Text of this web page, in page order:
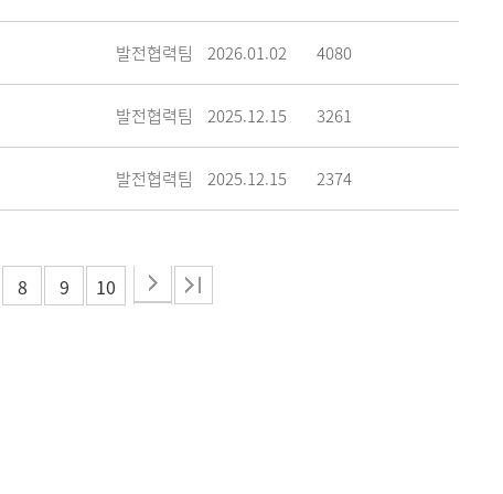
발전협력팀 2026.01.02 4080
발전협력팀 2025.12.15 3261
발전협력팀 2025.12.15 2374
8 9 10